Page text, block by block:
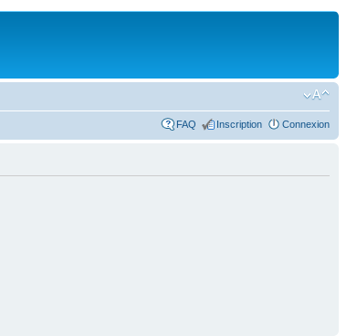
FAQ Inscription Connexion